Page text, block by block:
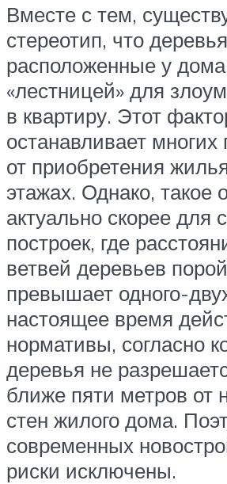
Вместе с тем,
стереотип, что
расположенные у
«лестницей» для
в квартиру. Этот
останавливает многих
от приобретения
этажах. Однако, такое
актуально скорее для
построек, где
ветвей деревьев
превышает одного-
настоящее время
нормативы, согласно
деревья не
ближе пяти метров от
стен жилого дома.
современных
риски исключены.